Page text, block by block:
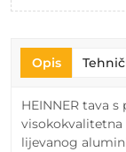
Opis
HEINNER tava
visokokvalitetna
lijevanog